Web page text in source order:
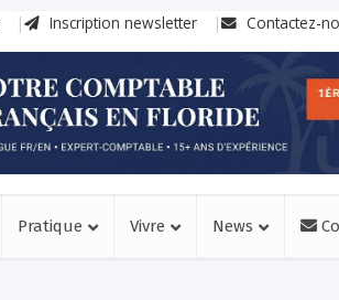
Inscription newsletter Contactez-
Pratique Vivre News